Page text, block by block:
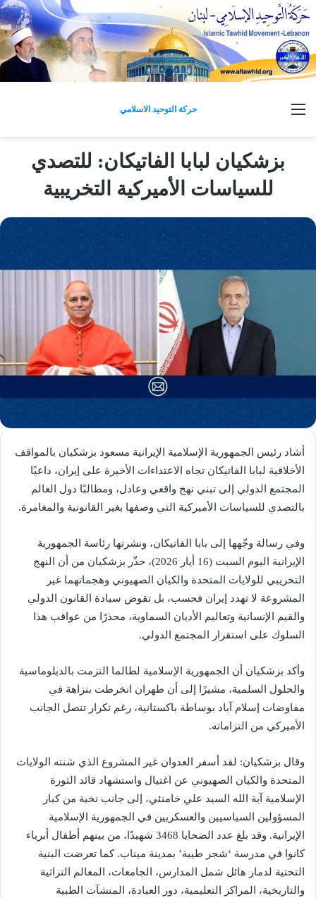
حركة التوحيد الاسلامي القائمة
بزشكيان لبابا الفاتيكان: للتصدي
للسياسات الأميركية التخريبية
أشاد رئيس الجمهورية الإسلامية الإيرانية مسعود بزشكيان بالمواقف
الأخلاقية لبابا الفاتيكان تجاه الاعتداءات الأخيرة على إيران، داعيًا
المجتمع الدولي إلى تبني نهج واقعي وعادل، ومطالبًا دول العالم
بالتصدي للسياسات الأميركية التي وصفها بغير القانونية والمغامرة.
وفي رسالة وجّهها إلى بابا الفاتيكان، ونشرتها رئاسة الجمهورية
الإيرانية اليوم السبت (16 أيار 2026)، حذّر بزشكيان من أن النهج
التخريبي للولايات المتحدة والكيان الصهيوني وهجماتهما غير
المشروعة لا تهدد إيران فحسب، بل تقوض سيادة القانون الدولي
والقيم الإنسانية وتعاليم الأديان السماوية، محذرًا من عواقب هذا
السلوك على استقرار المجتمع الدولي.
وأكد بزشكيان أن الجمهورية الإسلامية لطالما التزمت بالدبلوماسية
والحلول السلمية، مشيرًا إلى أن طهران انخرطت بنزاهة في
مفاوضات إسلام آباد بوساطة باكستانية، رغم تكرار تنصل الجانب
الأميركي من التزاماته.
وقال بزشكيان: لقد أسفر العدوان غير المشروع الذي شنته الولايات
المتحدة والكيان الصهيوني عن اغتيال واستشهاد قائد الثورة
الإسلامية آية الله السيد علي خامنئي، إلى جانب نخبة من كبار
المسؤولين السياسيين والعسكريين في الجمهورية الإسلامية
الإيرانية. وقد بلغ عدد الضحايا 3468 شهيدًا، من بينهم أطفال أبرياء
كانوا في مدرسة ‘شجر طيبة’ بمدينة ميناب. كما تعرضت البنية
التحتية لدمار هائل شمل المدارس، الجامعات، المعالم التراثية
والتاريخية، المراكز التعليمية، دور العبادة، المنشآت الطبية